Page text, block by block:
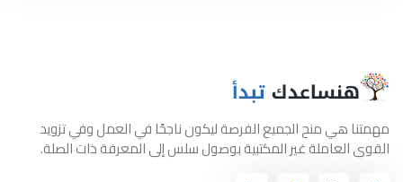
مهمتنا هي منح الجميع الفرصة ليكون ناجحًا في العمل وفي تزويد
القوى العاملة غير المكتبية بوصول سلس إلى المعرفة ذات الصلة.